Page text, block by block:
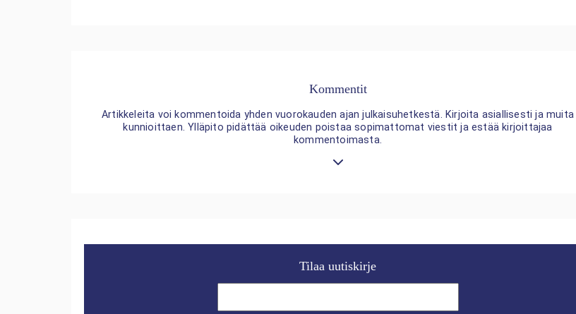
Kommentit
Artikkeleita voi kommentoida yhden vuorokauden ajan julkaisuhetkestä. Kirjoita asiallisesti ja muita
kunnioittaen. Ylläpito pidättää oikeuden poistaa sopimattomat viestit ja estää kirjoittajaa
kommentoimasta.
Tilaa uutiskirje